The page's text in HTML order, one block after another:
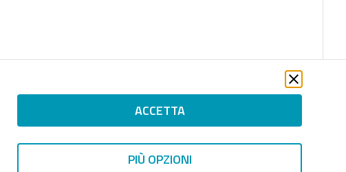
ACCETTA
PIÙ OPZIONI